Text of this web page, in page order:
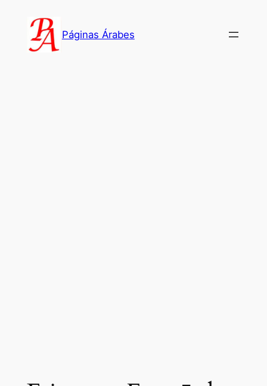
contenido
Páginas Árabes